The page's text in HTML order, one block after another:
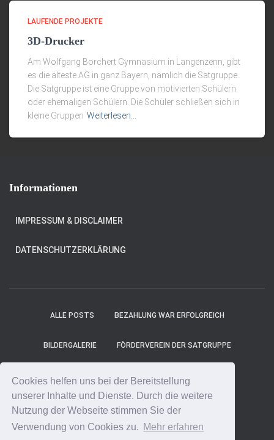
Cookies helfen uns bei der Bereitstellung
unserer Inhalte und Dienste. Durch die weitere
Nutzung der Webseite stimmen Sie der
Verwendung von Cookies zu. Mehr erfahren
LAUFENDE PROJEKTE
3D-Drucker
Am Wolfgang Borchert Gymnasium in Langenzenn, gibt
es die älteste AG in ganz Bayern, nämlich die Satgruppe.
Die Satgruppe ist eine Gruppe von motivierten Schülern
oder ehemaligen Schülern. Die Schüler schließen sich in
kleine Gruppen Weiterlesen…
Informationen
IMPRESSUM & DISCLAIMER
DATENSCHUTZERKLÄRUNG
ALLE POSTS BEZAHLUNG WAR ERFOLGREICH
BILDERGALERIE FÖRDERVEREIN DER SATGRUPPE
MITGLIEDER PROJEKT-TICKER
SPENDE ONLINE SPENDE UNS EINEN KAFFEE!